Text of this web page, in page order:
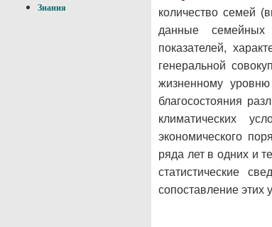
Знания
количество семей
данные семейных
показателей,
генеральной
жизненному
благосостояния
климатических
экономического
ряда лет в одних и
статистические
сопоставление этих